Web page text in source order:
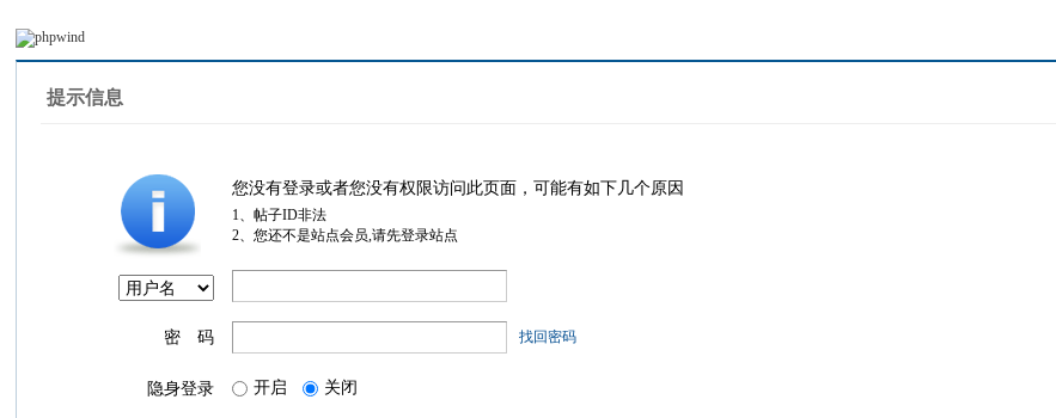
提示信息
您没有登录或者您没有权限访问此页面，可能有如下几个原因
1、帖子ID非法
2、您还不是站点会员,请先登录站点
密 码 找回密码
隐身登录 开启 关闭